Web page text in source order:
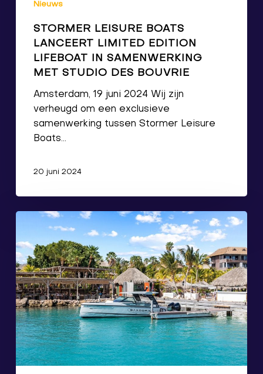
Nieuws
STORMER LEISURE BOATS
LANCEERT LIMITED EDITION
LIFEBOAT IN SAMENWERKING
MET STUDIO DES BOUVRIE
Amsterdam, 19 juni 2024 Wij zijn
verheugd om een exclusieve
samenwerking tussen Stormer Leisure
Boats…
20 juni 2024